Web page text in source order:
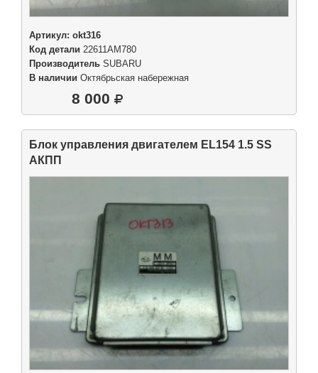
Артикул: okt316
Код детали 22611AM780
Производитель SUBARU
В наличии Октябрьская набережная
8 000
Блок управления двигателем EL154 1.5 SS
АКПП